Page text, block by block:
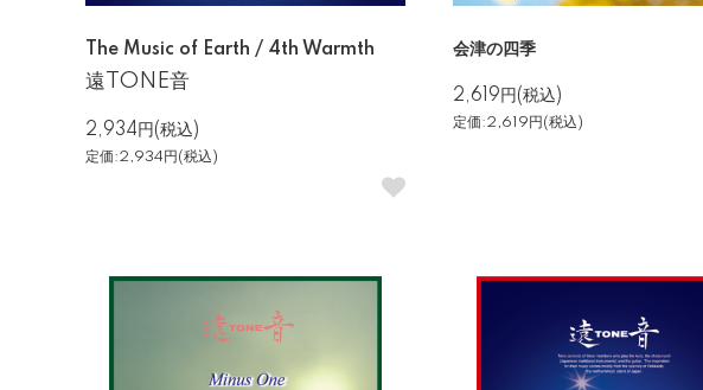
The Music of Earth / 4th Warmth
遠TONE音
2,934円(税込)
定価:2,934円(税込)
会津の四季
2,619円(税込)
定価:2,619円(税込)